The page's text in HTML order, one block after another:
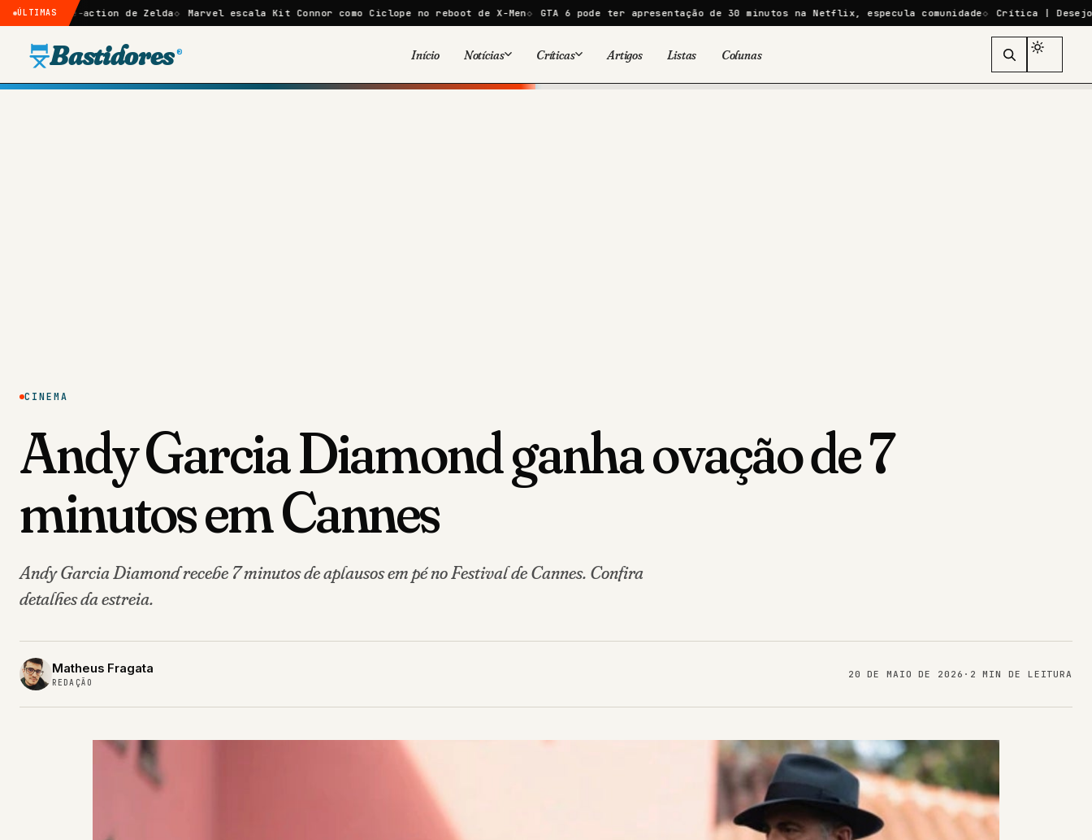
ÚLTIMAS
action de Zelda Marvel escala Kit Connor como Ciclope no reboot de X-Men GTA 6 pode ter apresentação de 30 minutos na Netflix, especula comunidade Crítica | Desejo em
Bastidores ® Início Notícias
Viral
Críticas
Cinema
Artigos Listas Colunas
CINEMA
Andy Garcia Diamond ganha ovação de 7
minutos em Cannes
Andy Garcia Diamond recebe 7 minutos de aplausos em pé no Festival de Cannes. Confira
detalhes da estreia.
Matheus Fragata
REDAÇÃO
20 DE MAIO DE 2026 · 2 MIN DE LEITURA